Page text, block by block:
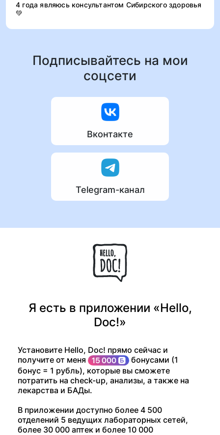
4 года являюсь консультантом Сибирского здоровья
💚
Подписывайтесь на мои
соцсети
Вконтакте
Telegram-канал
Я есть в приложении «Hello,
Doc!»
Установите Hello, Doc! прямо сейчас и
получите от меня
бонусами (1
бонус = 1 рубль), которые вы сможете
потратить на check-up, анализы, а также на
лекарства и БАДы.
В приложении доступно более 4 500
отделений 5 ведущих лабораторных сетей,
более 30 000 аптек и более 10 000